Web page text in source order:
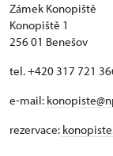
Zámek Konopiště
Konopiště 1
256 01 Benešov
tel. +420 317 721
e-mail:
rezervace: